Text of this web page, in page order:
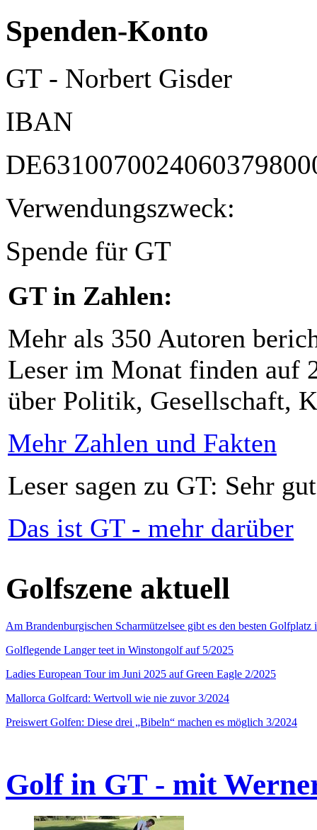
Spenden-Konto
GT - Norbert Gisder
IBAN
Verwendungszweck:
Spende für GT
GT in Zahlen:
Mehr als 350 Autoren
Leser im Monat finden auf
über Politik, Gesellschaft,
Mehr Zahlen und Fakten
Leser sagen zu GT: Sehr
Das ist GT - mehr darüber
Golfszene aktuell
Am Brandenburgischen Scharmützelsee gibt es den besten
Golflegende Langer teet in Winstongolf auf 5/2025
Ladies European Tour im Juni 2025 auf Green Eagle 2/2025
Mallorca Golfcard: Wertvoll wie nie zuvor 3/2024
Preiswert Golfen: Diese drei „Bibeln“ machen es möglich 3/2024
Golf in GT - mit